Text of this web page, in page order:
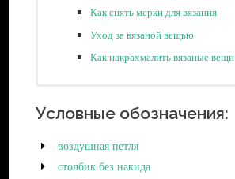
Как снять мерки для вязания
Уход за вязаной вещью
Как накрахмалить вязаные вещи
Бренд — Yarn Art Begonia
Маркеры для блокировки стежка
Готовые решения:
Условные обозначения:
воздушная петля
столбик без накида